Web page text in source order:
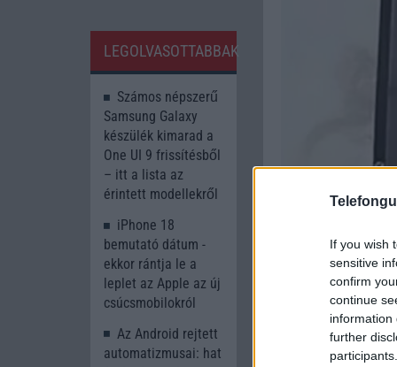
If you wish
sensitive
confirm
continue
information
further
LEGOLVASOTTABBAK
Számos népszerű
Samsung Galaxy
készülék kimarad a
One UI 9 frissítésből
– itt a lista az
érintett modellekről
iPhone 18
bemutató dátum -
ekkor rántja le a
leplet az Apple az új
csúcsmobilokról
Az Android rejtett
automatizmusai: hat